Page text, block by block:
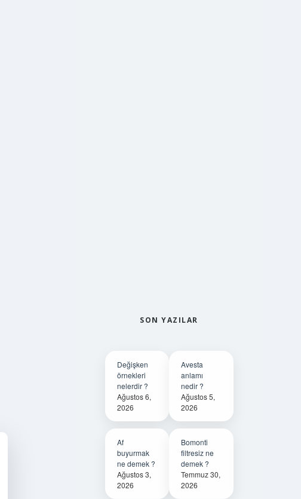
SON YAZILAR
Değişken
örnekleri
nelerdir ?
Ağustos 6,
2026
Avesta
anlamı
nedir ?
Ağustos 5,
2026
Af
buyurmak
ne demek ?
Ağustos 3,
2026
Bomonti
filtresiz ne
demek ?
Temmuz 30,
2026